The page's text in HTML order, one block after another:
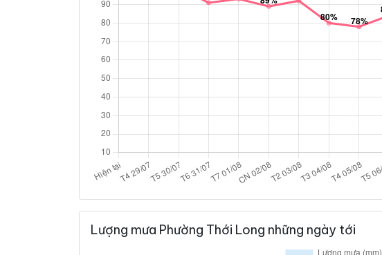
Lượng mưa Phường Thới Long những ngày tới